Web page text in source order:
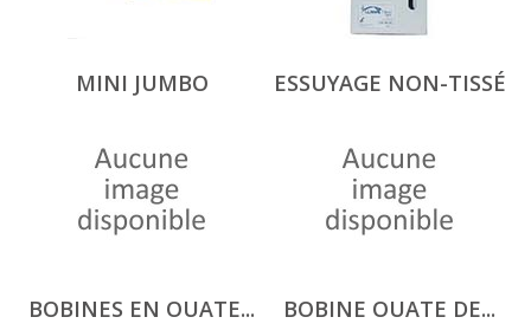
MINI JUMBO ESSUYAGE NON-TISSÉ
BOBINES EN OUATE... BOBINE OUATE DE...